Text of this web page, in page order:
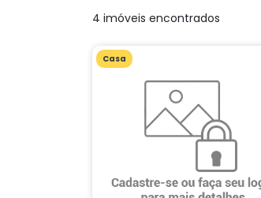
4 imóveis encontrados
Casa